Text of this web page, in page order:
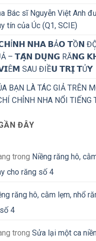
Bác sĩ Nguyễn Việt Anh
tín của Úc (Q1, SCIE)
𝗡𝗛𝗔 𝗕Ả𝗢 𝗧Ồ𝗡
– 𝗧𝗔̣̂𝗡 𝗗𝗨̣𝗡𝗚 RĂ𝗡𝗚
SAU ĐIỀ𝗨 𝗧𝗥𝗜̣ 𝗧Ủ𝗬
BẠN LÀ TÁC GIẢ TRÊN
CHỈNH NHA NỔI TIẾNG
ĐÂY
trong Niềng răng hô,
cho răng số 4
răng hô, cằm lẹm, nhổ
4
trong Sửa lại một ca